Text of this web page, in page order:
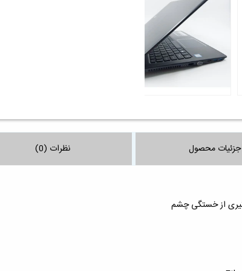
جزئیات محصول نظرات (0)